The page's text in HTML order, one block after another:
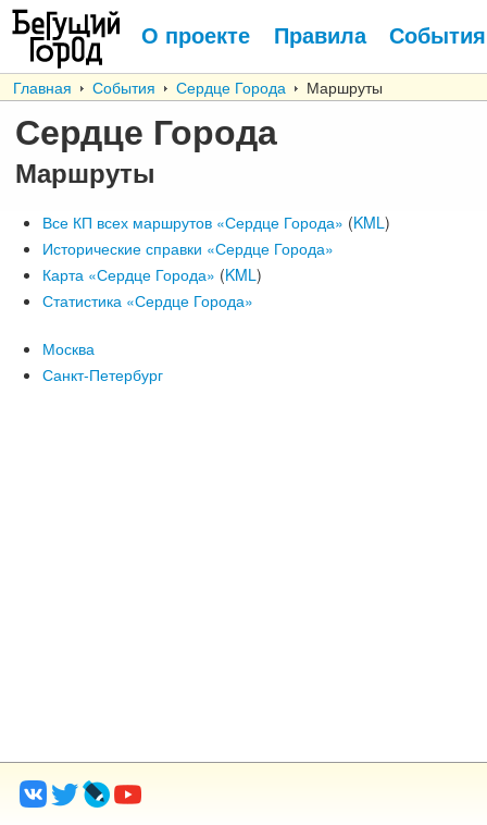
О проекте Правила События
Главная События Сердце Города Маршруты
Сердце Города
Маршруты
Все КП всех маршрутов «Сердце Города» (KML)
Исторические справки «Сердце Города»
Карта «Сердце Города» (KML)
Статистика «Сердце Города»
Москва
Санкт-Петербург